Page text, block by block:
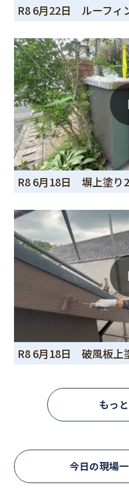
R8 6月22日 ルーフィ
R8 6月18日 塀上塗り
R8 6月18日 破風板上
もっ
今日の現場